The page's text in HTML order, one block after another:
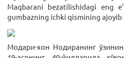
Maqbarani bezatilishidagi eng
gumbazning ichki qismining
Модари-хон Нодиранинг